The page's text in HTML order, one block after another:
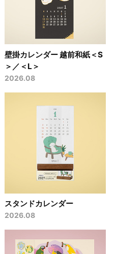
壁掛カレンダー 越前和紙＜S
＞／＜L＞
2026.08
スタンドカレンダー
2026.08